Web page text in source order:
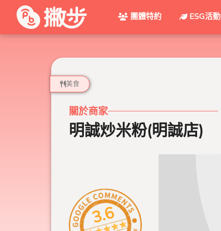
團體特約 ESG活動
美食
關於商家
明誠炒米粉(明誠店)
3.6